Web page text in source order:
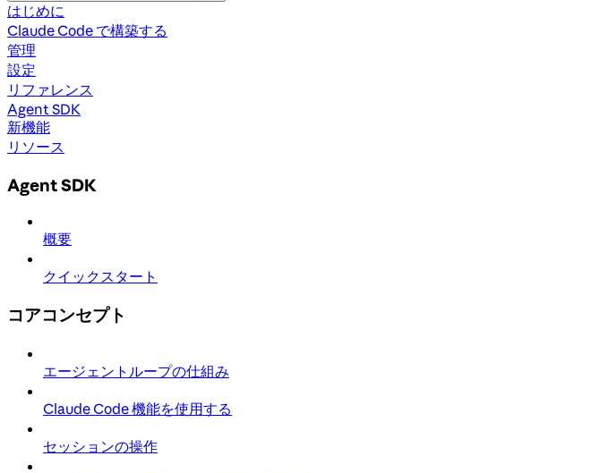
はじめに
Claude Code で構築する
管理
設定
リファレンス
Agent SDK
新機能
リソース
Agent SDK
概要
クイックスタート
コアコンセプト
エージェントループの仕組み
Claude Code 機能を使用する
セッションの操作